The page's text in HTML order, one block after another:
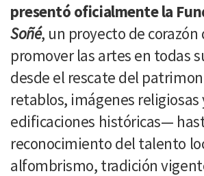
presentó oficialmente la
Soñé, un proyecto de corazón
promover las artes en todas
desde el rescate del
retablos, imágenes religiosas
edificaciones históricas—
reconocimiento del talento
alfombrismo, tradición